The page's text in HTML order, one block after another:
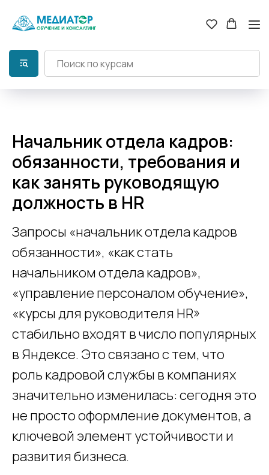
Начальник отдела кадров:
обязанности, требования и
как занять руководящую
должность в HR
Запросы «начальник отдела кадров
обязанности», «как стать
начальником отдела кадров»,
«управление персоналом обучение»,
«курсы для руководителя HR»
стабильно входят в число популярных
в Яндексе. Это связано с тем, что
роль кадровой службы в компаниях
значительно изменилась: сегодня это
не просто оформление документов, а
ключевой элемент устойчивости и
развития бизнеса.